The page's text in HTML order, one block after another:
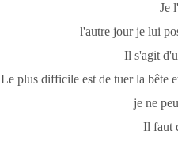
Je
l'autre jour je lui
Il s'agit
Le plus difficile est de tuer la bête
je ne
Il faut